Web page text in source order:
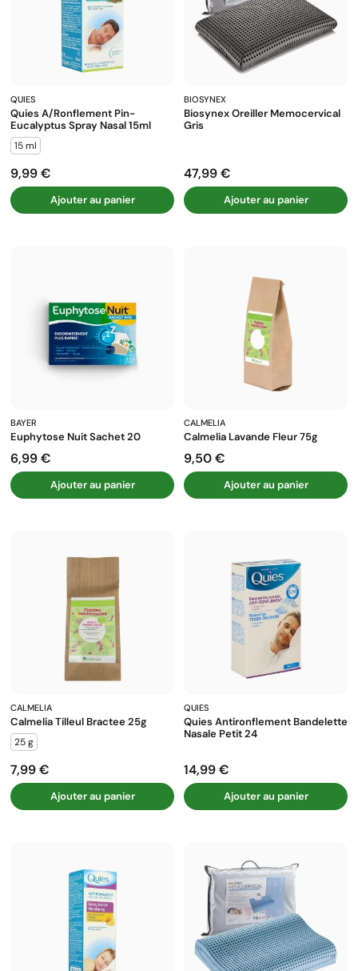
QUIES
Quies A/ronflement Pin-
Eucalyptus Spray Nasal 15ml
15 ml
Prix
9,99 €
Ajouter au panier
BIOSYNEX
Biosynex Oreiller Memocervical
Gris
Prix
47,99 €
Ajouter au panier
BAYER
Euphytose Nuit Sachet 20
Prix
6,99 €
Ajouter au panier
CALMELIA
Calmelia Lavande Fleur 75g
Prix
9,50 €
Ajouter au panier
CALMELIA
Calmelia Tilleul Bractee 25g
25 g
Prix
7,99 €
Ajouter au panier
QUIES
Quies Antironflement Bandelette
Nasale Petit 24
Prix
14,99 €
Ajouter au panier